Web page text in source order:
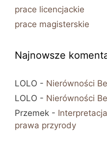
prace licencjackie
prace magisterskie
Najnowsze
LOLO - Nierówności
LOLO - Nierówności
Przemek -
prawa przyrody